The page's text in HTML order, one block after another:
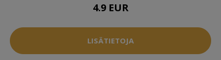
4.9 EUR
LISÄTIETOJA